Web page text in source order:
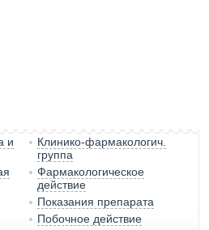
и
Клинико-фармакологич.
группа
Фармакологическое
действие
Показания препарата
Побочное действие